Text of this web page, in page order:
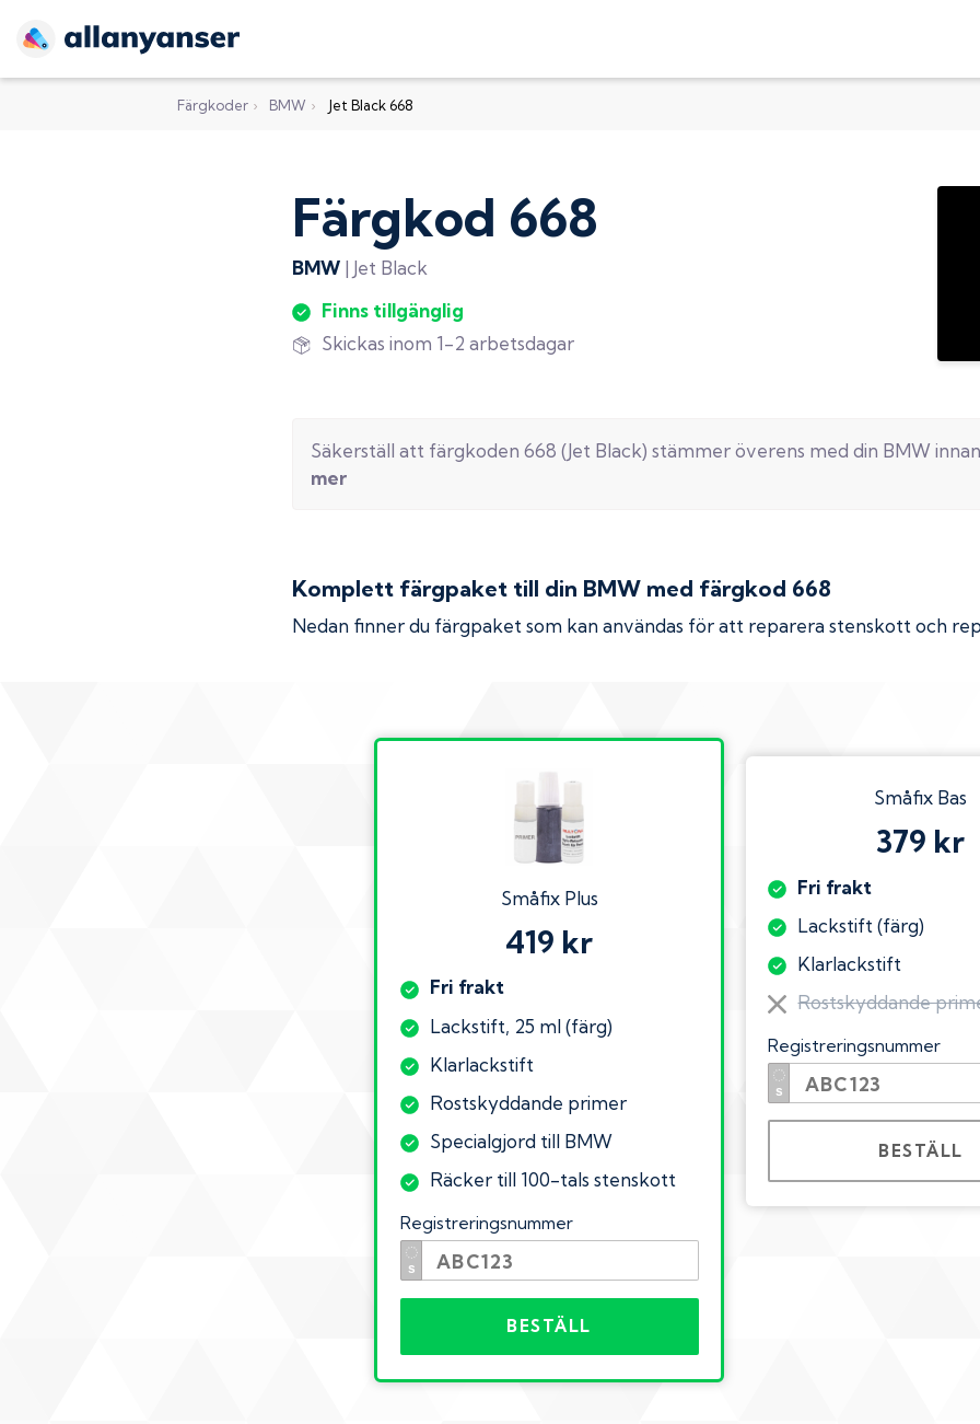
Färgkoder › BMW › Jet Black 668
Färgkod 668
BMW | Jet Black
Finns tillgänglig
Skickas inom 1-2 arbetsdagar
Säkerställ att färgkoden 668 (Jet Black) stämmer överens med din BMW
mer
Komplett färgpaket till din BMW med färgkod 668
Nedan finner du färgpaket som kan användas för att reparera stenskott och
Småfix Plus
419 kr
Fri frakt
Lackstift, 25 ml (färg)
Klarlackstift
Rostskyddande primer
Specialgjord till BMW
Räcker till 100-tals stenskott
Registreringsnummer
BESTÄLL
Småfix Bas
379 kr
Fri frakt
Lackstift (färg)
Klarlackstift
Rostskyddande
Registreringsnummer
BESTÄLL